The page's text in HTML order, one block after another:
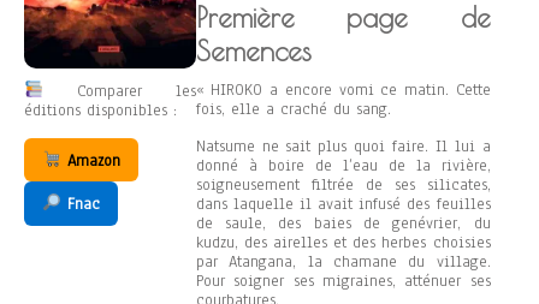
Comparer les
éditions disponibles :
Amazon
Fnac
Première page de
Semences
« HIROKO a encore vomi ce matin. Cette
fois, elle a craché du sang.
Natsume ne sait plus quoi faire. Il lui a
donné à boire de l’eau de la rivière,
soigneusement filtrée de ses silicates,
dans laquelle il avait infusé des feuilles
de saule, des baies de genévrier, du
kudzu, des airelles et des herbes choisies
par Atangana, la chamane du village.
Pour soigner ses migraines, atténuer ses